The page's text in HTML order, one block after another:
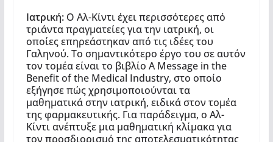
Ιατρική:Ο Αλ-Κίντι έχει περισσότερες από
τριάντα πραγματείες για την ιατρική, οι
οποίες επηρεάστηκαν από τις ιδέες του
Γαληνού. Το σημαντικότερο έργο του σε αυτόν
τον τομέα είναι το βιβλίο A Message in the
Benefit of the Medical Industry, στο οποίο
εξήγησε πώς χρησιμοποιούνται τα
μαθηματικά στην ιατρική, ειδικά στον τομέα
της φαρμακευτικής. Για παράδειγμα, ο Αλ-
Κίντι ανέπτυξε μια μαθηματική κλίμακα για
τον προσδιορισμό της αποτελεσματικότητας